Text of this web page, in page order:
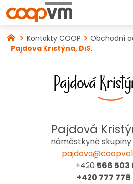
Kontakty COOP
Obchodní
Pajdová Kristýna, DiS.
Pajdová
Pajdová
náměstkyně
+420 566 503
+420 777 778